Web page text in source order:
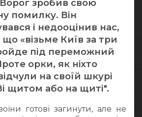
Ворог зробив свою
помилку. Він
і недооцінив нас,
«візьме Київ за три
під переможний
орки, як ніхто
на своїй шкурі
щитом або на щиті".
готові загинути, але не